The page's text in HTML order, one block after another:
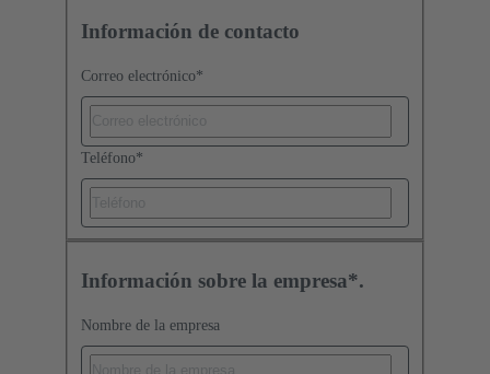
Información de contacto
Correo electrónico*
Teléfono*
Información sobre la empresa*.
Nombre de la empresa